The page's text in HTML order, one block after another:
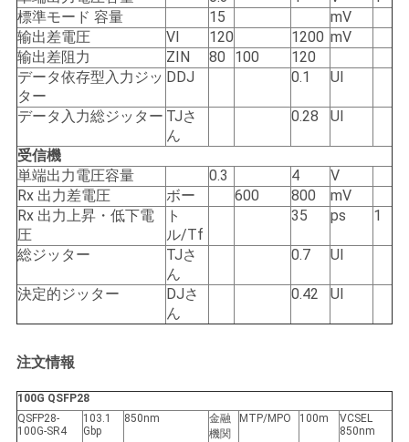
バ
シ
ー
ポ
リ
シ
ー
標準モード 容量
15
mV
输出差電圧
VI 120 1200 mV
输出差阻力
ZIN 80 100
120
データ依存型入力ジッ
ター
DDJ 0.1 UI
データ入力総ジッター TJさ
ん
0.28 UI
受信機
単端出力電圧容量
0.3 4
V
Rx 出力差電圧
ボー 600 800
mV
Rx 出力上昇・低下電
圧
ト
ル/Tf
35 ps 1
総ジッター
TJさ
ん
0.7 UI
決定的ジッター
DJさ
ん
0.42 UI
注文情報
100G QSFP28
QSFP28-
100G-SR4
103.1
Gbp
850nm
金融
機関
MTP/MPO 100m
VCSEL
850nm